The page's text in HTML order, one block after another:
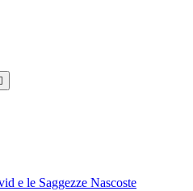
e le Saggezze Nascoste